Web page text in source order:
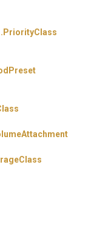
PriorityClass